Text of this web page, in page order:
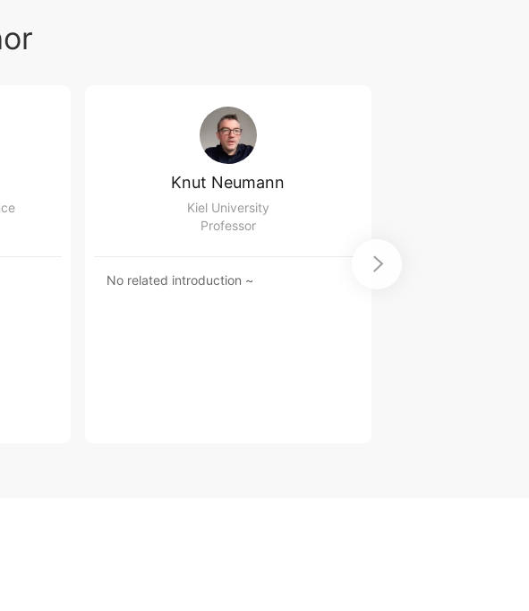
Knut Neumann
Kiel University
Professor
No related introduction ~
